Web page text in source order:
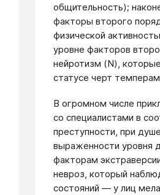
общительность);
факторы второго
физической
уровне факторов
нейротизм (N),
статусе черт
В огромном числе
со специалистами в
преступности, при
выраженности уровня
факторам
невроз, который
состояний — у лиц